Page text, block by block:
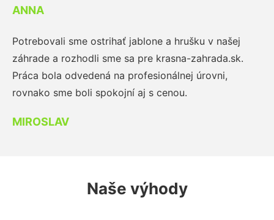
ANNA
Potrebovali sme ostrihať jablone a hrušku v našej
záhrade a rozhodli sme sa pre krasna-zahrada.sk.
Práca bola odvedená na profesionálnej úrovni,
rovnako sme boli spokojní aj s cenou.
MIROSLAV
Naše výhody